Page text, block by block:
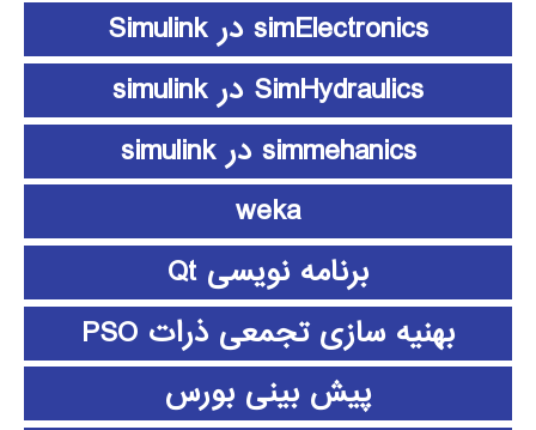
simElectronics در Simulink
SimHydraulics در simulink
simmehanics در simulink
weka
برنامه نویسی Qt
بهنیه سازی تجمعی ذرات PSO
پیش بینی بورس